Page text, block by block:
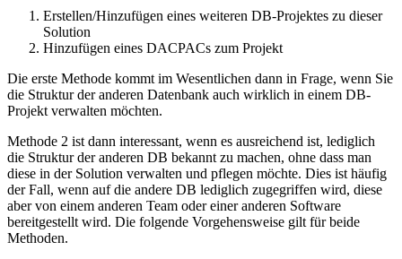
Erstellen/Hinzufügen eines weiteren DB-Projektes zu dieser
Solution
Hinzufügen eines DACPACs zum Projekt
Die erste Methode kommt im Wesentlichen dann in Frage, wenn Sie
die Struktur der anderen Datenbank auch wirklich in einem DB-
Projekt verwalten möchten.
Methode 2 ist dann interessant, wenn es ausreichend ist, lediglich
die Struktur der anderen DB bekannt zu machen, ohne dass man
diese in der Solution verwalten und pflegen möchte. Dies ist häufig
der Fall, wenn auf die andere DB lediglich zugegriffen wird, diese
aber von einem anderen Team oder einer anderen Software
bereitgestellt wird. Die folgende Vorgehensweise gilt für beide
Methoden.